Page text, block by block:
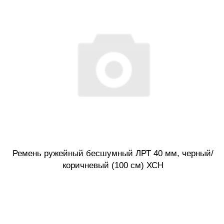
Ремень ружейный бесшумный ЛРТ 40 мм, черный/
коричневый (100 см) ХСН